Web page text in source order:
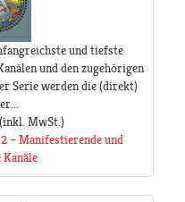
und tiefste
und den zugehörigen
Serie werden die (direkt)
(inkl. MwSt.)
– Manifestierende und